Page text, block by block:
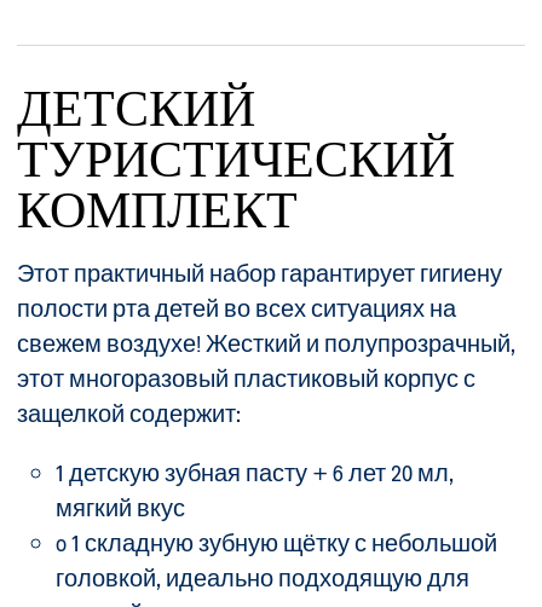
ДЕТСКИЙ
ТУРИСТИЧЕСКИЙ
КОМПЛЕКТ
Этот практичный набор гарантирует гигиену
полости рта детей во всех ситуациях на
свежем воздухе! Жесткий и полупрозрачный,
этот многоразовый пластиковый корпус с
защелкой содержит:
1 детскую зубная пасту + 6 лет 20 мл,
мягкий вкус
o 1 складную зубную щётку с небольшой
головкой, идеально подходящую для